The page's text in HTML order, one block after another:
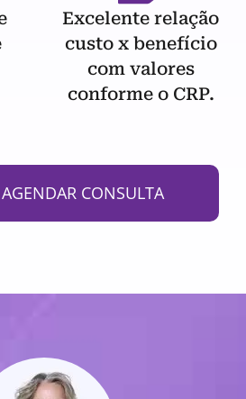
Excelente relação
custo x benefício
com valores
conforme o CRP.
CONSULTA